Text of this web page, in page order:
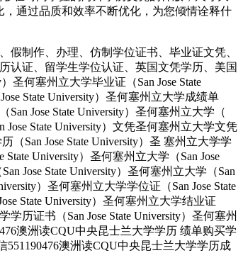
通过品质和效率不断优化，为您倾情诠释什
制作、办理、仿制学位证书、毕业证文凭、
认证、留学生学位认证、英国文凭学历、美国
圣何塞州立大学毕业证（San Jose State
State University）圣何塞州立大学成绩单
San Jose State University）圣何塞州立大学（
Jose State University）文凭圣何塞州立大学文凭
（San Jose State University）圣 塞州立大学学
State University）圣何塞州立大学（San Jose
Jose State University）圣何塞州立大学（San
）圣何塞州立大学学位证（San Jose State
State University）圣何塞州立大学结业证
学历证书（San Jose State University）圣何塞州
澳洲读CQU中央昆士兰大学学历 绩单购买学
551190476澳洲读CQU中央昆士兰大学学历成